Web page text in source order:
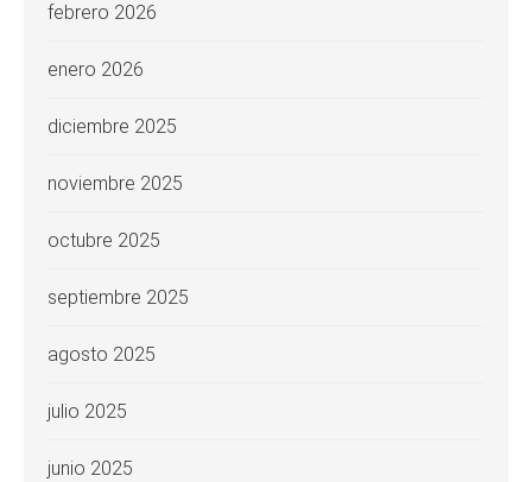
febrero 2026
enero 2026
diciembre 2025
noviembre 2025
octubre 2025
septiembre 2025
agosto 2025
julio 2025
junio 2025